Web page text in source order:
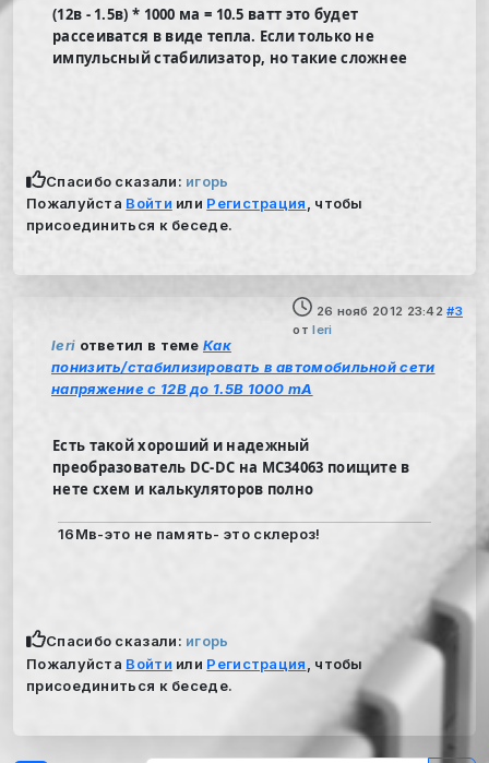
(12в - 1.5в) * 1000 ма = 10.5 ватт это будет
рассеиватся в виде тепла. Если только не
импульсный стабилизатор, но такие сложнее
Спасибо сказали: игорь
Пожалуйста Войти или Регистрация, чтобы
присоединиться к беседе.
26 нояб 2012 23:42 #3
отleri
leri ответил в темеКак
понизить/стабилизировать в автомобильной сети
напряжение с 12В до 1.5В 1000 mA
Есть такой хороший и надежный
преобразователь DC-DC на MC34063 поищите в
нете схем и калькуляторов полно
16Мв-это не память- это склероз!
Спасибо сказали: игорь
Пожалуйста Войти или Регистрация
, чтобы
присоединиться к беседе.